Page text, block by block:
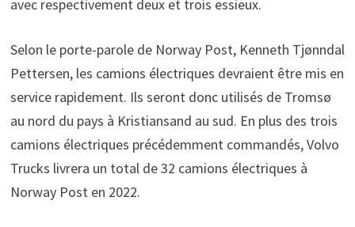
avec respectivement deux et trois essieux.
Selon le porte-parole de Norway Post, Kenneth Tjønndal
Pettersen, les camions électriques devraient être mis en
service rapidement. Ils seront donc utilisés de Tromsø
au nord du pays à Kristiansand au sud. En plus des trois
camions électriques précédemment commandés, Volvo
Trucks livrera un total de 32 camions électriques à
Norway Post en 2022.